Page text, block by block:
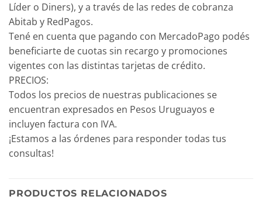
Líder o Diners), y a través de las redes de cobranza
Abitab y RedPagos.
Tené en cuenta que pagando con MercadoPago podés
beneficiarte de cuotas sin recargo y promociones
vigentes con las distintas tarjetas de crédito.
PRECIOS:
Todos los precios de nuestras publicaciones se
encuentran expresados en Pesos Uruguayos e
incluyen factura con IVA.
¡Estamos a las órdenes para responder todas tus
consultas!
PRODUCTOS RELACIONADOS